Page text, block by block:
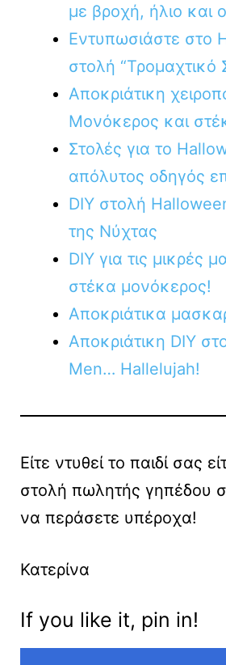
με βροχή, ήλιο και
Εντυπωσιάστε στο
στολή “Τρομαχτικό
Αποκριάτικη
Μονόκερος και
Στολές για το
απόλυτος οδηγός
DIY στολή
της Νύχτας
DIY για τις μικρές
στέκα μονόκερος!
Αποκριάτικα
Αποκριάτικη DIY
Men… Hallelujah!
Είτε ντυθεί το παιδί σας
στολή πωλητής γηπέδου
να περάσετε υπέροχα!
Κατερίνα
If you like it, pin in!